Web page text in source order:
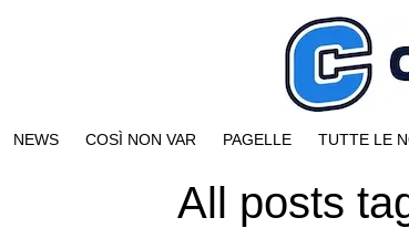
NEWS COSÌ NON VAR PAGELLE TUTTE LE
All posts